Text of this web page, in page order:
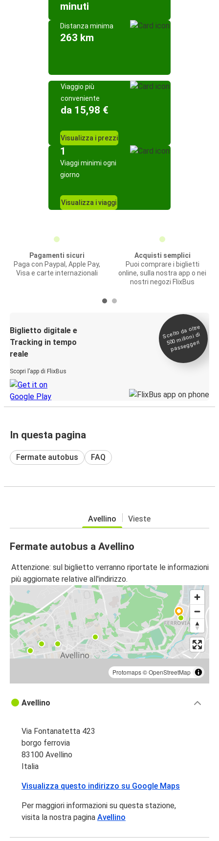
minuti
Distanza minima
263 km
Viaggio più
conveniente
da 15,98 €
Visualizza i prezzi
1
Viaggi minimi ogni
giorno
Visualizza i viaggi
Pagamenti sicuri
Paga con Paypal, Apple Pay,
Visa e carte internazionali
Acquisti semplici
Puoi comprare i biglietti
online, sulla nostra app o nei
nostri negozi FlixBus
Biglietto digitale e
Tracking in tempo
reale
Scopri l’app di FlixBus
Scelto da oltre
500
milioni di
passeggeri
In questa pagina
Fermate autobus FAQ
Avellino Vieste
Fermate autobus a Avellino
Attenzione: sul biglietto verranno riportate le informazioni
più aggiornate relative all'indirizzo.
Protomaps©OpenStreetMap
Avellino
Via Fontanatetta 423
borgo ferrovia
83100 Avellino
Italia
Visualizza questo indirizzo su Google Maps
Per maggiori informazioni su questa stazione,
visita la nostra pagina Avellino